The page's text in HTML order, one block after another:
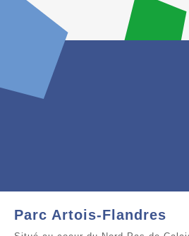
Parc Artois-Flandres